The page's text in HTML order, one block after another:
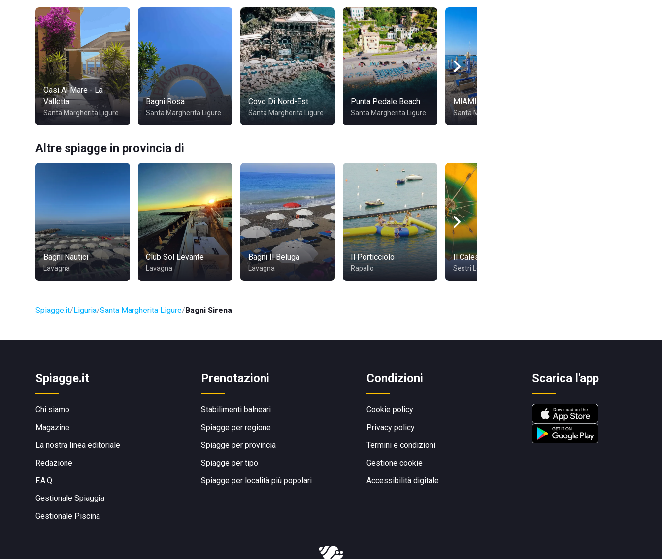
Oasi Al Mare - La
Valletta
Santa Margherita Ligure
Bagni Rosa
Santa Margherita Ligure
Covo Di Nord-Est
Santa Margherita Ligure
Punta Pedale Beach
Santa Margherita Ligure
MIAMI BEACH CLUB
Santa Margherita Ligure
Altre spiagge in provincia di
Bagni Nautici
Lavagna
Club Sol Levante
Lavagna
Bagni Il Beluga
Lavagna
Il Porticciolo
Rapallo
Il Calesse Beach
Sestri Levante
Spiagge.it Liguria Santa Margherita Ligure Bagni Sirena
Spiagge.it
Chi siamo
Magazine
La nostra linea editoriale
Redazione
F.A.Q.
Gestionale Spiaggia
Gestionale Piscina
Prenotazioni
Stabilimenti balneari
Spiagge per regione
Spiagge per provincia
Spiagge per tipo
Spiagge per località più popolari
Condizioni
Cookie policy
Privacy policy
Termini e condizioni
Gestione cookie
Accessibilità digitale
Scarica l'app